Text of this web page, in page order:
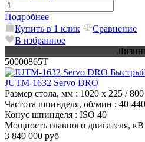
Подробнее
Купить в 1 клик
Сравнение
В избранное
50000865T
JUTM-1632 Servo DRO
Размер стола, мм : 1020 x 225 /
Частота шпинделя, об/мин : 40-
Конус шпинделя : ISO 40
Мощность главного двигателя,
3 840 000 руб